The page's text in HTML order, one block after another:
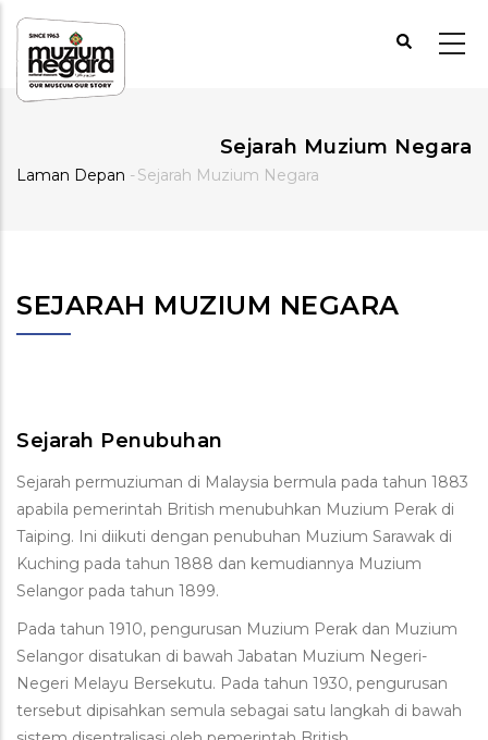
Langkau
kandungan
utama
Sejarah Muzium Negara
Laman Depan -Sejarah Muzium Negara
SEJARAH MUZIUM NEGARA
Sejarah Penubuhan
Sejarah permuziuman di Malaysia bermula pada tahun 1883
apabila pemerintah British menubuhkan Muzium Perak di
Taiping. Ini diikuti dengan penubuhan Muzium Sarawak di
Kuching pada tahun 1888 dan kemudiannya Muzium
Selangor pada tahun 1899.
Pada tahun 1910, pengurusan Muzium Perak dan Muzium
Selangor disatukan di bawah Jabatan Muzium Negeri-
Negeri Melayu Bersekutu. Pada tahun 1930, pengurusan
tersebut dipisahkan semula sebagai satu langkah di bawah